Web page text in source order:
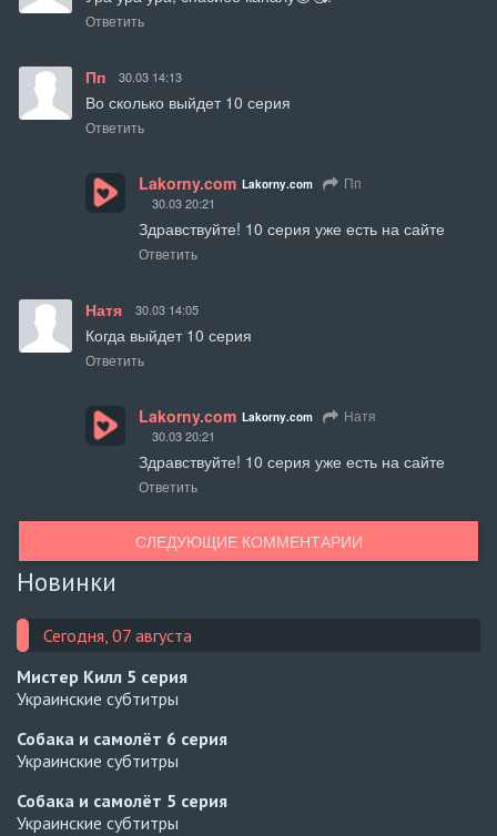
Ответить
Пп 30.03 14:13
Во сколько выйдет 10 серия
Ответить
Lakorny.com Lakorny.com Пп
30.03 20:21
Здравствуйте! 10 серия уже есть на сайте
Ответить
Натя 30.03 14:05
Когда выйдет 10 серия
Ответить
Lakorny.com Lakorny.com Натя
30.03 20:21
Здравствуйте! 10 серия уже есть на сайте
Ответить
СЛЕДУЮЩИЕ КОММЕНТАРИИ
Новинки
Сегодня, 07 августа
Мистер Килл 5 серия
Украинские субтитры
Собака и самолёт 6 серия
Украинские субтитры
Собака и самолёт 5 серия
Украинские субтитры